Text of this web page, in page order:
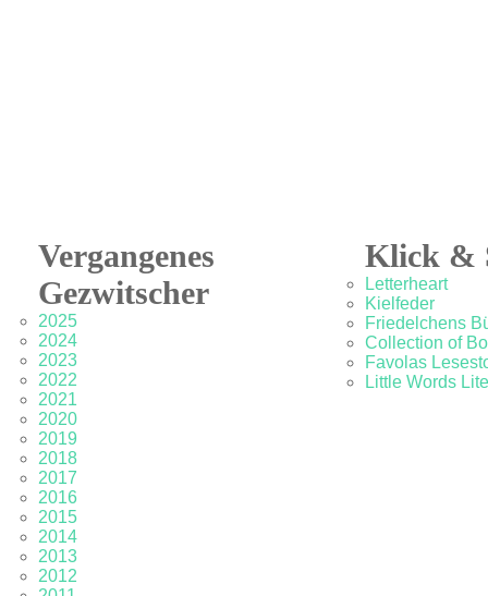
Vergangenes
Gezwitscher
2025
2024
2023
2022
2021
2020
2019
2018
2017
2016
2015
2014
2013
2012
Klick &
Letterheart
Kielfeder
Friedelchens
Collection of
Favolas
Little Words